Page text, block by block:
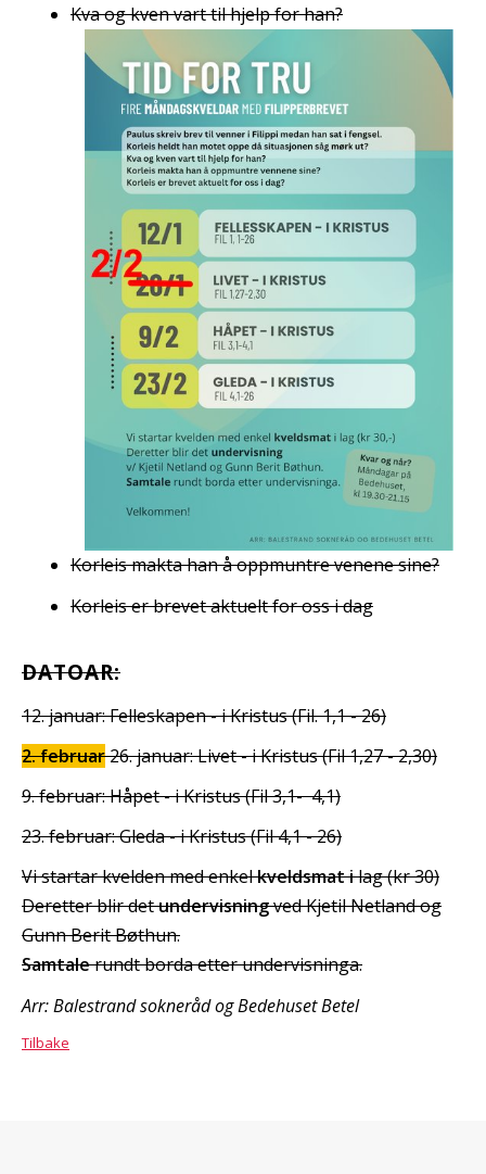
Kva og kven vart til hjelp for han?
Korleis makta han å oppmuntre venene sine?
Korleis er brevet aktuelt for oss i dag
DATOAR:
12. januar: Felleskapen - i Kristus (Fil. 1,1 - 26)
2. februar26. januar: Livet - i Kristus (Fil 1,27 - 2,30)
9. februar: Håpet - i Kristus (Fil 3,1- 4,1)
23. februar: Gleda - i Kristus (Fil 4,1 - 26)
Vi startar kvelden med enkelkveldsmat ilag (kr 30)
Deretter blir detundervisningved Kjetil Netland og
Gunn Berit Bøthun.
Samtalerundt borda etter undervisninga.
Arr: Balestrand sokneråd og Bedehuset Betel
Tilbake